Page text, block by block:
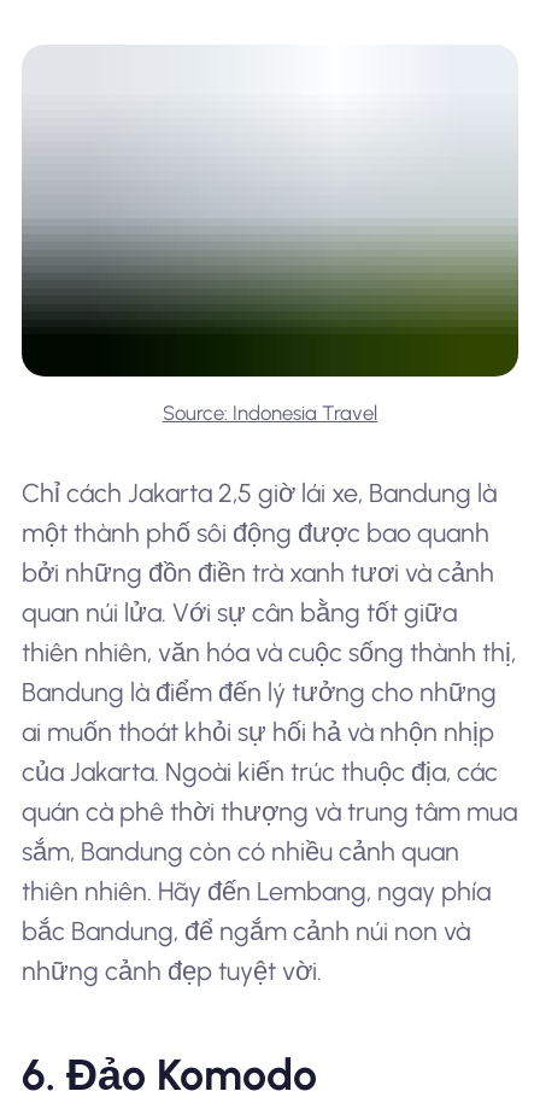
Source: Indonesia Travel
Chỉ cách Jakarta 2,5 giờ lái xe, Bandung là
một thành phố sôi động được bao quanh
bởi những đồn điền trà xanh tươi và cảnh
quan núi lửa. Với sự cân bằng tốt giữa
thiên nhiên, văn hóa và cuộc sống thành thị,
Bandung là điểm đến lý tưởng cho những
ai muốn thoát khỏi sự hối hả và nhộn nhịp
của Jakarta. Ngoài kiến trúc thuộc địa, các
quán cà phê thời thượng và trung tâm mua
sắm, Bandung còn có nhiều cảnh quan
thiên nhiên. Hãy đến Lembang, ngay phía
bắc Bandung, để ngắm cảnh núi non và
những cảnh đẹp tuyệt vời.
6. Đảo Komodo